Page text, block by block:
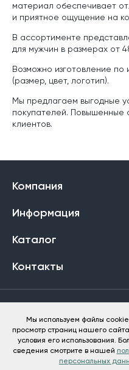
материал обеспечивает
и приятное ощущение на
В ассортименте
для мужчин в размерах от
Возможно изготовление
(размер, цвет, логотип).
Мы предлагаем выгодные
покупателей. Повышенные
клиентов.
Компания
Информация
Каталог
Контакты
Баракат-Текс © 2013-2026
Мы используем файлы
просмотр страниц нашего
условия его использования.
сведения смотрите в нашей
персональных